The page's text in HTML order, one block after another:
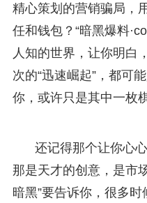
精心策划的营销骗局，
任和钱包？“暗黑爆料
人知的世界，让你明白
次的“迅速崛起”，都可
你，或许只是其中一枚
还记得那个让你心
那是天才的创意，是市
暗黑”要告诉你，很多时